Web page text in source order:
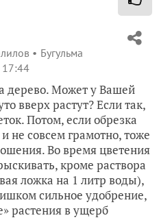
Бугульма
17:44
дерево. Может у Вашей
вверх растут? Если так,
Потом, если обрезка
не совсем грамотно, тоже
Во время цветения
кроме раствора
ложка на 1 литр воды),
сильное удобрение,
растения в ущерб